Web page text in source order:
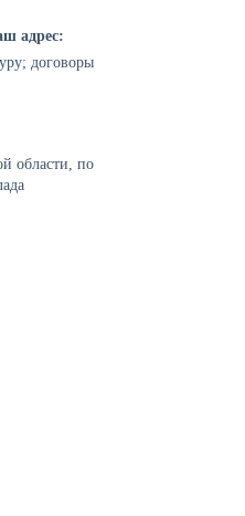
адрес:
договоры
области, по